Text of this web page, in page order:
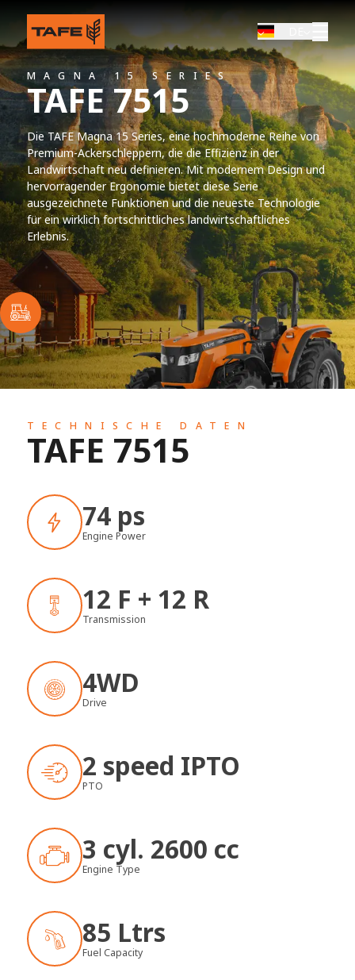
MAGNA 15 SERIES
TAFE 7515
Die TAFE Magna 15 Series, eine hochmoderne Reihe von
Premium-Ackerschleppern, die die Effizienz in der
Landwirtschaft neu definieren. Mit modernem Design und
hervorragender Ergonomie bietet diese Serie
ausgezeichnete Funktionen und die neueste Technologie
für ein wirklich fortschrittliches landwirtschaftliches
Erlebnis.
TECHNISCHE DATEN
TAFE 7515
74 ps
Engine Power
12 F + 12 R
Transmission
4WD
Drive
2 speed IPTO
PTO
3 cyl. 2600 cc
Engine Type
85 Ltrs
Fuel Capacity